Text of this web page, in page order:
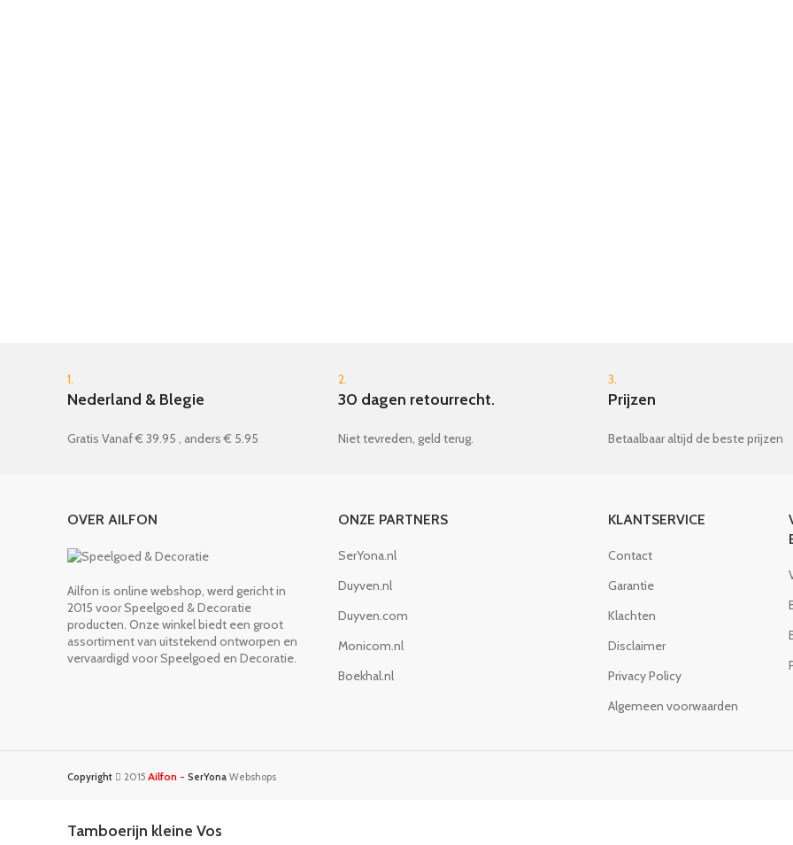
1.
Nederland & Blegie
Gratis Vanaf € 39.95 , anders € 5.95
2.
30 dagen retourrecht.
Niet tevreden, geld terug.
3.
Prijzen
Betaalbaar altijd de beste prijzen
OVER AILFON
Ailfon is online webshop, werd gericht in
2015 voor Speelgoed & Decoratie
producten. Onze winkel biedt een groot
assortiment van uitstekend ontworpen en
vervaardigd voor Speelgoed en Decoratie.
ONZE PARTNERS
SerYona.nl
Duyven.nl
Duyven.com
Monicom.nl
Boekhal.nl
KLANTSERVICE
Contact
Garantie
Klachten
Disclaimer
Privacy Policy
Algemeen voorwaarden
Copyright 2015 Ailfon - SerYona Webshops
Tamboerijn kleine Vos